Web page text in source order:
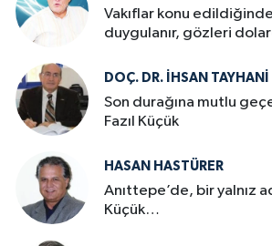
Vakıflar konu
duygulanır, gözleri
DOÇ. DR. İHSAN TAYHANI
Son durağına mutlu
Fazıl Küçük
HASAN HASTÜRER
Anıttepe’de, bir yalnız
Küçük…